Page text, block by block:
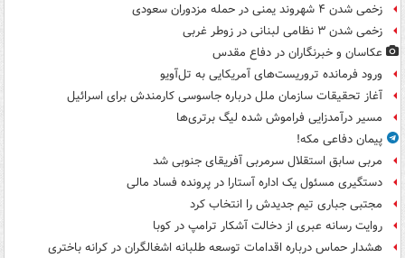
زخمی شدن ۴ شهروند یمنی در حمله مزدوران سعودی
زخمی شدن ۳ نظامی لبنانی در زوطر غربی
عکاسان و خبرنگاران در دفاع مقدس
ورود فرمانده تروریست‌های آمریکایی به تل‌آویو
آغاز تحقیقات سازمان ملل درباره جاسوسی کارمندش برای اسرائیل
مسیر درآمدزایی فراموش شده لیگ برتری‌ها
پیمان دفاعی مکه!
مربی سابق استقلال سرمربی آفریقای جنوبی شد
دستگیری مسئول یک اداره آستارا در پرونده فساد مالی
مجتبی جباری تیم جدیدش را انتخاب کرد
روایت رسانه عبری از دخالت آشکار ترامپ در کوبا
هشدار حماس درباره اقدامات توسعه طلبانه اشغالگران در کرانه باختری